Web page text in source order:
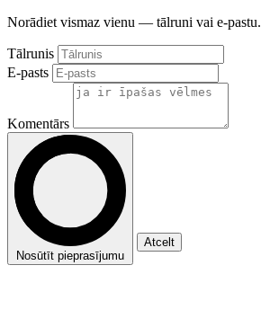
Norādiet vismaz vienu — tālruni vai e-pastu.
Tālrunis
E-pasts
Komentārs
Nosūtīt pieprasījumu
Atcelt